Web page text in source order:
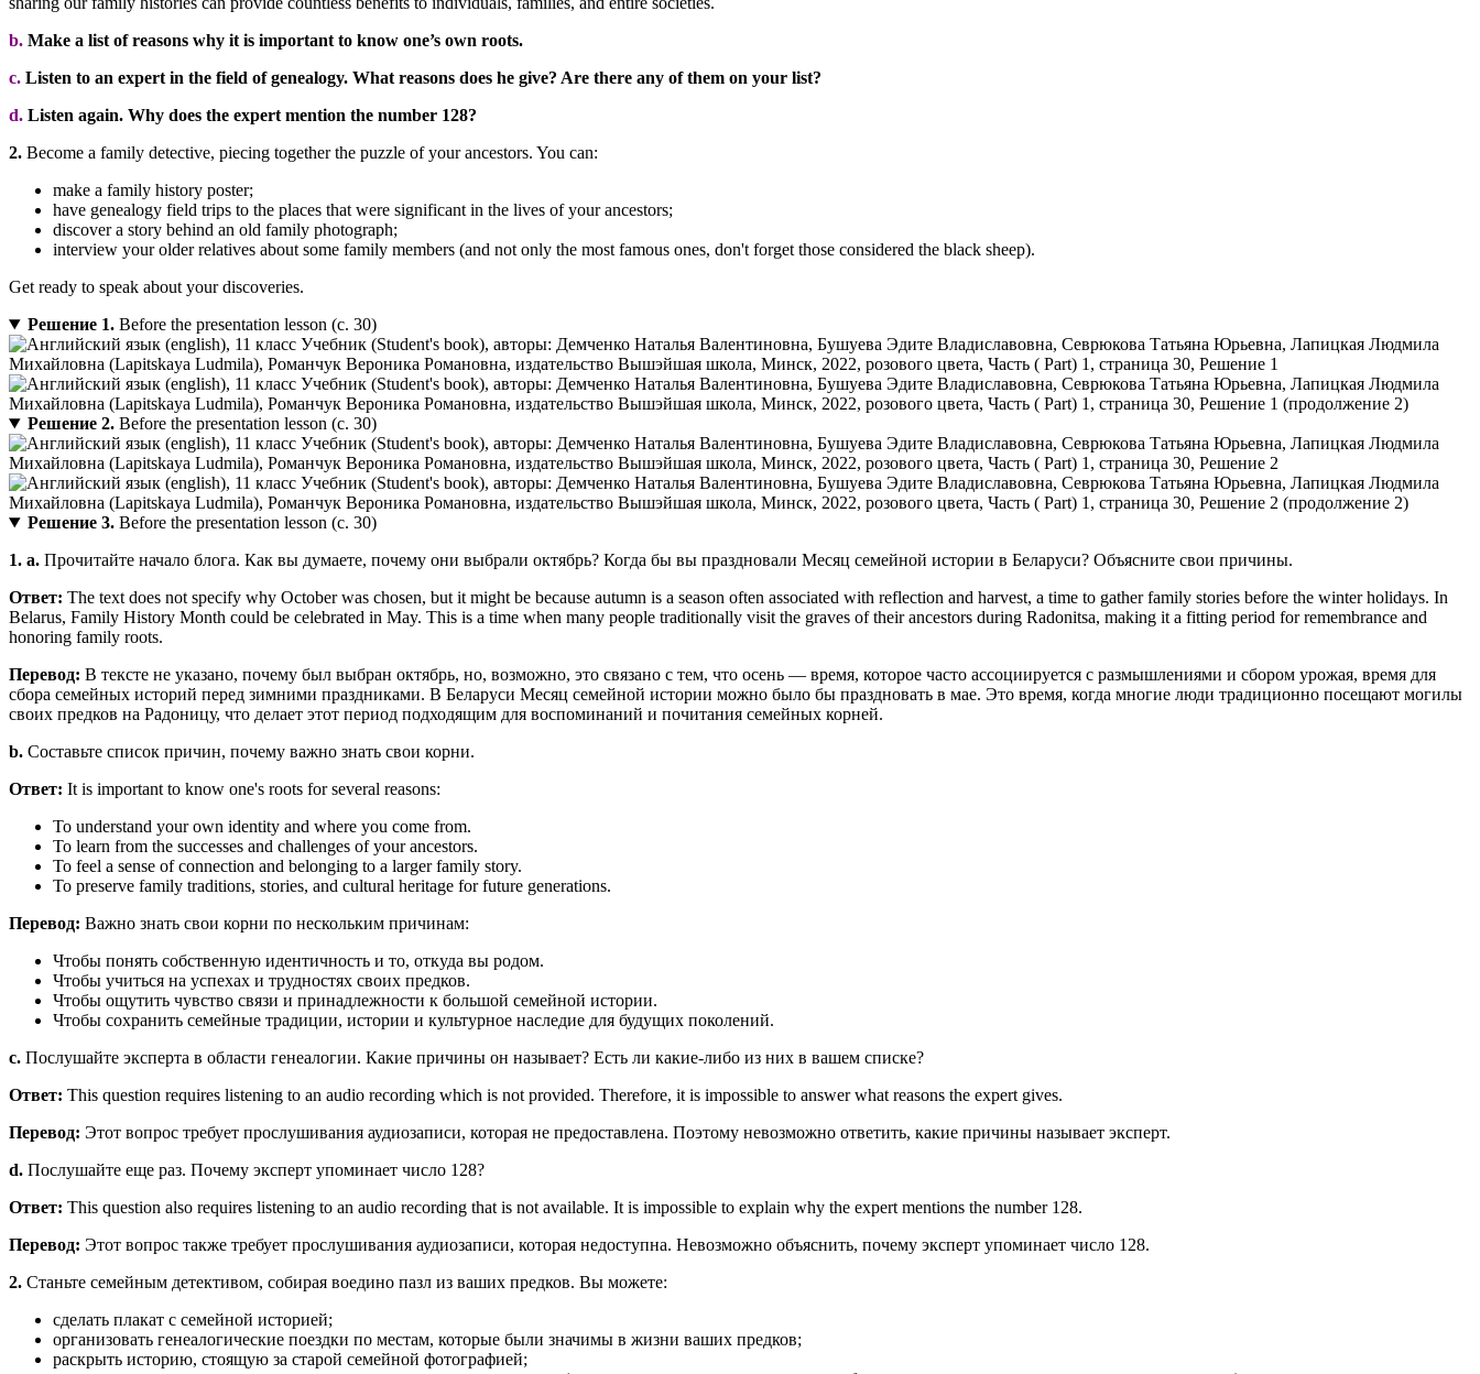
b. Make a list of reasons why it is important to know one’s own roots.
c. Listen to an expert in the field of genealogy. What reasons does he give? Are there any of them on your list?
d. Listen again. Why does the expert mention the number 128?
2. Become a family detective, piecing together the puzzle of your ancestors. You can:
make a family history poster;
have genealogy field trips to the places that were significant in the lives of your ancestors;
discover a story behind an old family photograph;
interview your older relatives about some family members (and not only the most famous ones, don't forget those considered the black sheep).
Get ready to speak about your discoveries.
Решение 1.Before the presentation lesson (с. 30)
Решение 2.Before the presentation lesson (с. 30)
Решение 3.Before the presentation lesson (с. 30)
1. a. Прочитайте начало блога. Как вы думаете, почему они выбрали октябрь? Когда бы вы праздновали Месяц семейной истории в Беларуси? Объясните свои причины.
Ответ: The text does not specify why October was chosen, but it might be because autumn is a season often associated with reflection and harvest, a time to gather family stories before the winter holidays. In
Belarus, Family History Month could be celebrated in May. This is a time when many people traditionally visit the graves of their ancestors during Radonitsa, making it a fitting period for remembrance and
honoring family roots.
Перевод: В тексте не указано, почему был выбран октябрь, но, возможно, это связано с тем, что осень — время, которое часто ассоциируется с размышлениями и сбором урожая, время для
сбора семейных историй перед зимними праздниками. В Беларуси Месяц семейной истории можно было бы праздновать в мае. Это время, когда многие люди традиционно посещают могилы
своих предков на Радоницу, что делает этот период подходящим для воспоминаний и почитания семейных корней.
b. Составьте список причин, почему важно знать свои корни.
Ответ: It is important to know one's roots for several reasons:
To understand your own identity and where you come from.
To learn from the successes and challenges of your ancestors.
To feel a sense of connection and belonging to a larger family story.
To preserve family traditions, stories, and cultural heritage for future generations.
Перевод: Важно знать свои корни по нескольким причинам:
Чтобы понять собственную идентичность и то, откуда вы родом.
Чтобы учиться на успехах и трудностях своих предков.
Чтобы ощутить чувство связи и принадлежности к большой семейной истории.
Чтобы сохранить семейные традиции, истории и культурное наследие для будущих поколений.
c. Послушайте эксперта в области генеалогии. Какие причины он называет? Есть ли какие-либо из них в вашем списке?
Ответ: This question requires listening to an audio recording which is not provided. Therefore, it is impossible to answer what reasons the expert gives.
Перевод: Этот вопрос требует прослушивания аудиозаписи, которая не предоставлена. Поэтому невозможно ответить, какие причины называет эксперт.
d. Послушайте еще раз. Почему эксперт упоминает число 128?
Ответ: This question also requires listening to an audio recording that is not available. It is impossible to explain why the expert mentions the number 128.
Перевод: Этот вопрос также требует прослушивания аудиозаписи, которая недоступна. Невозможно объяснить, почему эксперт упоминает число 128.
2. Станьте семейным детективом, собирая воедино пазл из ваших предков. Вы можете:
сделать плакат с семейной историей;
организовать генеалогические поездки по местам, которые были значимы в жизни ваших предков;
раскрыть историю, стоящую за старой семейной фотографией;